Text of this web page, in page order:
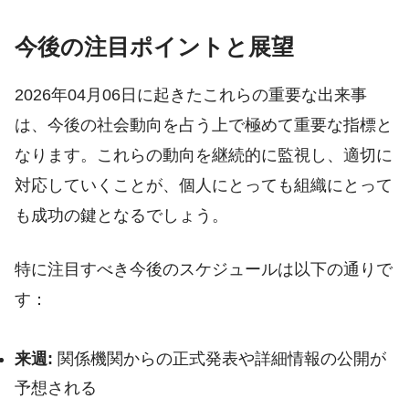
今後の注目ポイントと展望
2026年04月06日に起きたこれらの重要な出来事
は、今後の社会動向を占う上で極めて重要な指標と
なります。これらの動向を継続的に監視し、適切に
対応していくことが、個人にとっても組織にとって
も成功の鍵となるでしょう。
特に注目すべき今後のスケジュールは以下の通りで
す：
来週: 関係機関からの正式発表や詳細情報の公開が
予想される